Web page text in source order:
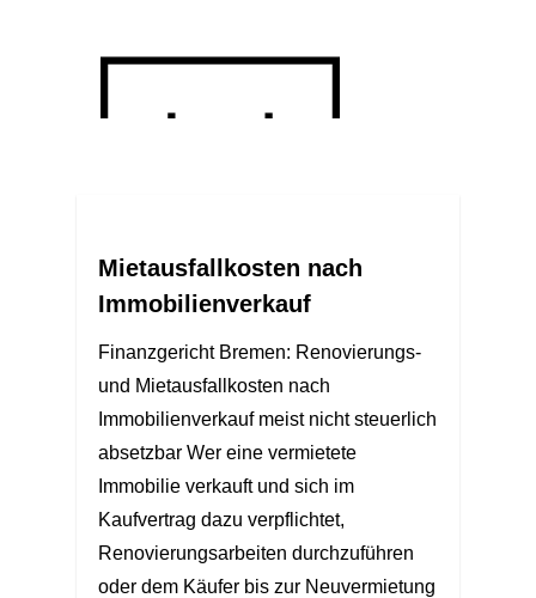
Mietausfallkosten nach
Immobilienverkauf
Finanzgericht Bremen: Renovierungs-
und Mietausfallkosten nach
Immobilienverkauf meist nicht steuerlich
absetzbar Wer eine vermietete
Immobilie verkauft und sich im
Kaufvertrag dazu verpflichtet,
Renovierungsarbeiten durchzuführen
oder dem Käufer bis zur Neuvermietung